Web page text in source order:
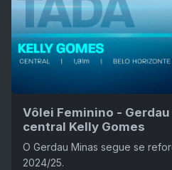
Vôlei Feminino -
central Kelly Gomes
O Gerdau Minas segue se
2024/25.